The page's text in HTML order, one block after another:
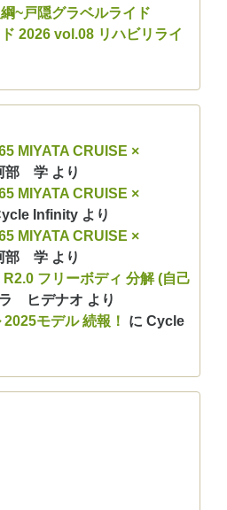
~戸隠グラベルライド
2026 vol.08 リハビリライ
MIYATA CRUISE ×
部 学 より
MIYATA CRUISE ×
Infinity より
MIYATA CRUISE ×
部 学 より
フリーボディ 分解 (自己
ヒデナオ より
モデル 続報！
に Cycle